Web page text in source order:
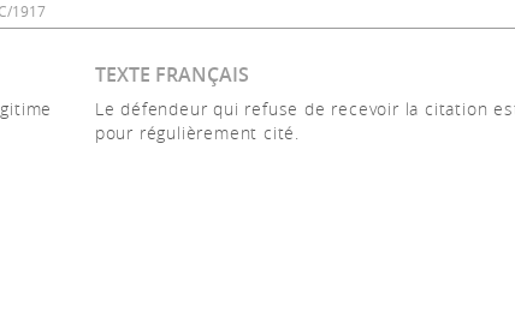
1917
TEXTE FRANÇAIS
Le défendeur qui refuse de recevoir la citation
pour régulièrement cité.